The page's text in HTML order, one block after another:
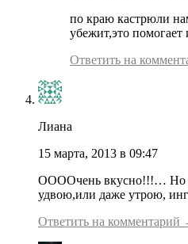
по краю кастрюли
убежит,это помогает
Ответить на
Лиана
15 марта, 2013 в 09:47
ООООчень вкусно!!!… Но
удвою,или даже утрою,
Ответить на комментарий